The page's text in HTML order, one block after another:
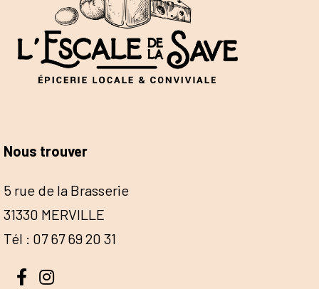
Nous trouver
5 rue de la Brasserie
31330 MERVILLE
Tél : 07 67 69 20 31